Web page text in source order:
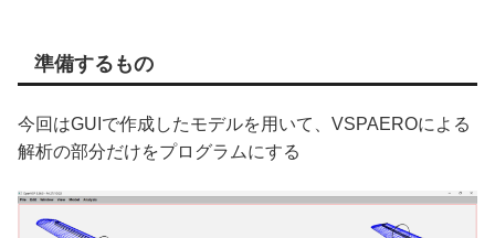
準備するもの
今回はGUIで作成したモデルを用いて、VSPAEROによる
解析の部分だけをプログラムにする